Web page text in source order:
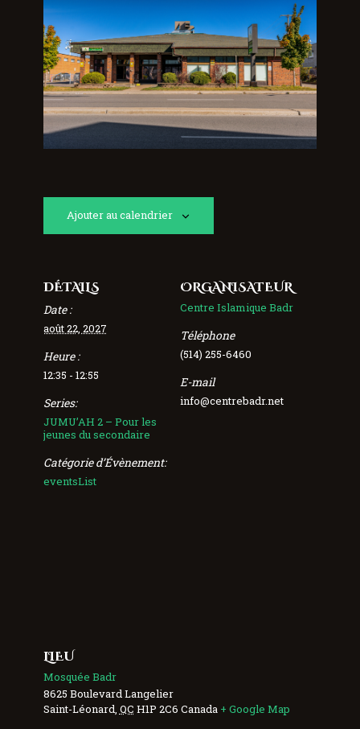
Ajouter au calendrier
DÉTAILS
Date :
août 22, 2027
Heure :
12:35 - 12:55
Series:
JUMU’AH 2 – Pour les
jeunes du secondaire
Catégorie d’Évènement:
eventsList
ORGANISATEUR
Centre Islamique Badr
Téléphone
(514) 255-6460
E-mail
info@centrebadr.net
LIEU
Mosquée Badr
8625 Boulevard Langelier
Saint-Léonard QC H1P 2C6 Canada + Google Map